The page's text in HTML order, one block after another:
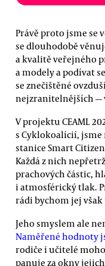
Právě proto jsme se
se dlouhodobě
a kvalitě veřejného
a modely a podívat
se znečištěné
nejzranitelnějších —
V projektu CEAML
s Cyklokoalícií,
stanice Smart
Každá z nich
prachových částic,
i atmosférický tlak.
rádi bychom jej
Jeho smyslem ale
Naměřené hodnoty
rodiče i učitelé
panuje za okny